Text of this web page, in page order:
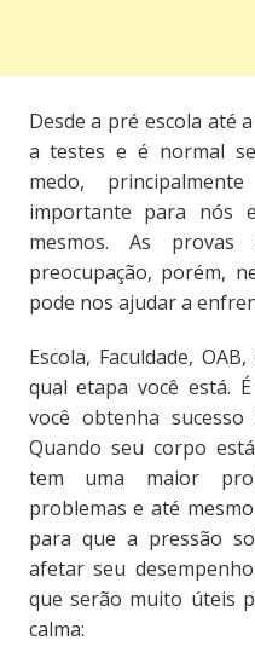
Desde a pré escola até
a testes e é normal
medo,
importante para nós
mesmos. As
preocupação, porém,
pode nos ajudar a
Escola, Faculdade,
qual etapa você está.
você obtenha
Quando seu corpo
tem uma maior
problemas e até
para que a pressão
afetar seu
que serão muito úteis
calma: